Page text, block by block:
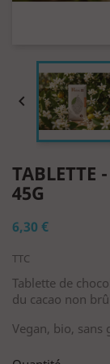

TABLETTE
45G
6,30 €
TTC
Tablette de
du cacao non
Vegan, bio, sans